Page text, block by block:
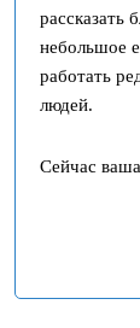
рассказать
небольшое
работать
людей.
Сейчас